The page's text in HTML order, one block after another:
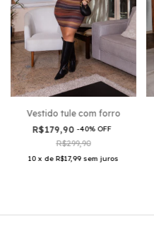
Vestido tule com forro
R$179,90-40% OFF
R$299,90
10 x de R$17,99 sem juros